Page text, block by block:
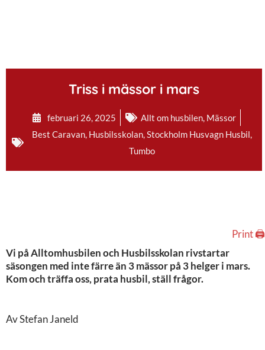
Triss i mässor i mars
februari 26, 2025 Allt om husbilen, Mässor
Best Caravan, Husbilsskolan,Stockholm Husvagn Husbil,
Tumbo
Print 🖨
Vi på Alltomhusbilen och Husbilsskolan rivstartar
säsongen med inte färre än 3 mässor på 3 helger i mars.
Kom och träffa oss, prata husbil, ställ frågor.
Av Stefan Janeld